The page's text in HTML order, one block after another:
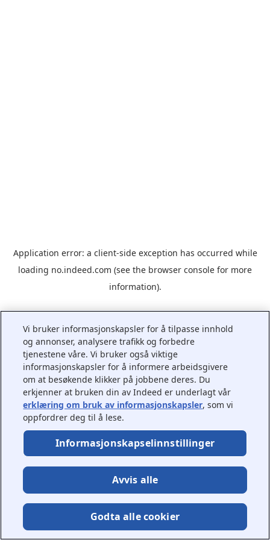
Application error: a client-side exception has occurred while
loading no.indeed.com (see the browser console for more
information).
Vi bruker informasjonskapsler for å tilpasse innhold
og annonser, analysere trafikk og forbedre
tjenestene våre. Vi bruker også viktige
informasjonskapsler for å informere arbeidsgivere
om at besøkende klikker på jobbene deres. Du
erkjenner at bruken din av Indeed er underlagt vår
erklæring om bruk av informasjonskapsler, som vi
oppfordrer deg til å lese.
Informasjonskapselinnstillinger
Avvis alle
Godta alle cookier